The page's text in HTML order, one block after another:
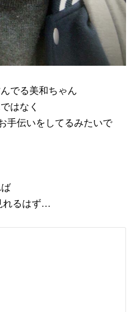
でる美和ちゃん
はなく
手伝いをしてるみたいで
れるはず…